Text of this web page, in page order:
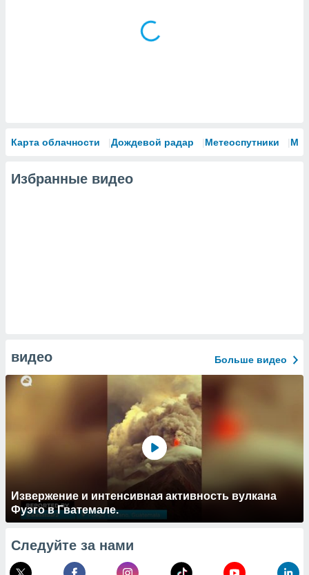
Карта облачности Дождевой радар Метеоспутники
Избранные видео
видео Больше видео
Извержение и интенсивная активность вулкана
Фуэго в Гватемале.
Следуйте за нами